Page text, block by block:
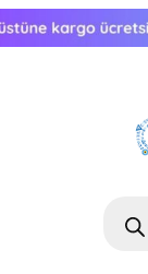
Skip
to